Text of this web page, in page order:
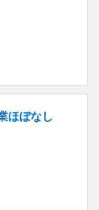
ほぼなし